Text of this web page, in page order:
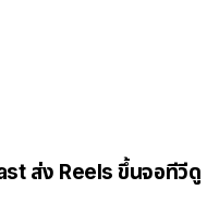
ส่ง Reels ขึ้นจอทีวีดู